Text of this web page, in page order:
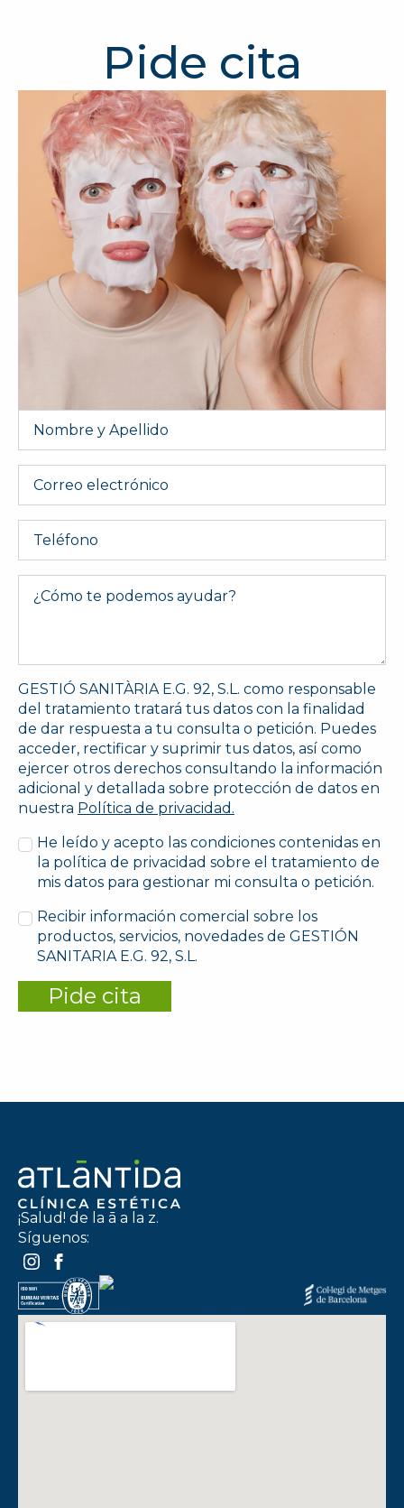
Pide cita
Nombre
Email
Telefono
Message
GESTIÓ SANITÀRIA E.G. 92, S.L. como responsable
del tratamiento tratará tus datos con la finalidad
de dar respuesta a tu consulta o petición. Puedes
acceder, rectificar y suprimir tus datos, así como
ejercer otros derechos consultando la información
adicional y detallada sobre protección de datos en
nuestra Política de privacidad.
He leído y acepto las condiciones contenidas en
la política de privacidad sobre el tratamiento de
mis datos para gestionar mi consulta o petición.
Recibir información comercial sobre los
productos, servicios, novedades de GESTIÓN
SANITARIA E.G. 92, S.L.
Pide cita
¡Salud! de la ā a la z.
Síguenos: